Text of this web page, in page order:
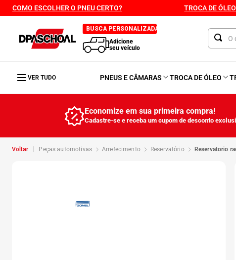
COMO ESCOLHER O PNEU CERTO? TROCA DE ÓLEO
BUSCA PERSONALIZADA
Adicione
seu veículo
VER TUDO PNEUS E CÂMARAS TROCA DE ÓLEO
Economize em sua primeira compra!
Cadastre-se e receba um cupom de desconto
peças automotivas arrefecimento reservatório reservatorio
1º
2º
3º